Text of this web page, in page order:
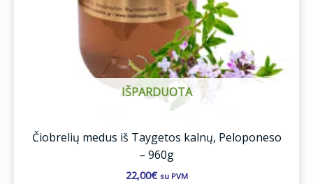
IŠPARDUOTA
Čiobrelių medus iš Taygetos kalnų, Peloponeso
– 960g
22,00€ su PVM